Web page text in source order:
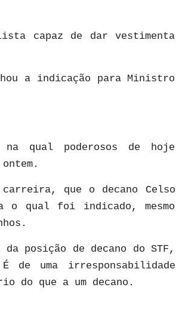
capaz de dar vestimenta
a indicação para Ministro
qual poderosos de hoje
que o decano Celso
o qual foi indicado, mesmo
posição de decano do STF,
de uma irresponsabilidade
do que a um decano.